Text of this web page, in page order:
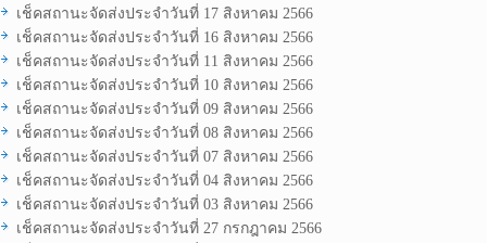
เช็คสถานะจัดส่งประจำวันที่ 17 สิงหาคม 2566
เช็คสถานะจัดส่งประจำวันที่ 16 สิงหาคม 2566
เช็คสถานะจัดส่งประจำวันที่ 11 สิงหาคม 2566
เช็คสถานะจัดส่งประจำวันที่ 10 สิงหาคม 2566
เช็คสถานะจัดส่งประจำวันที่ 09 สิงหาคม 2566
เช็คสถานะจัดส่งประจำวันที่ 08 สิงหาคม 2566
เช็คสถานะจัดส่งประจำวันที่ 07 สิงหาคม 2566
เช็คสถานะจัดส่งประจำวันที่ 04 สิงหาคม 2566
เช็คสถานะจัดส่งประจำวันที่ 03 สิงหาคม 2566
เช็คสถานะจัดส่งประจำวันที่ 27 กรกฎาคม 2566